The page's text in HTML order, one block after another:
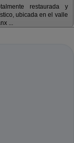
restaurada y
ubicada en el valle
...